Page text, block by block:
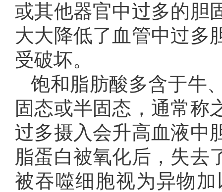
或其他器官中过多的胆
大大降低了血管中过多
受破坏。
饱和脂肪酸多含于牛
固态或半固态，通常称
过多摄入会升高血液中
脂蛋白被氧化后，失去
被吞噬细胞视为异物